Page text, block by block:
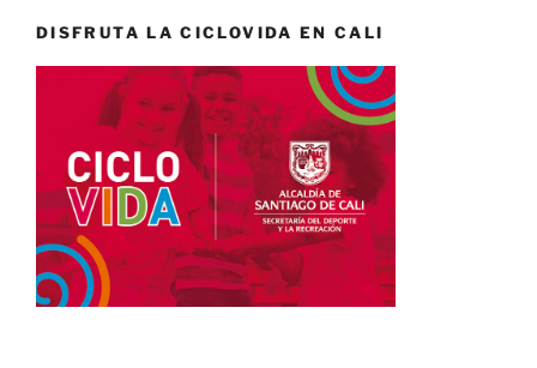
DISFRUTA LA CICLOVIDA EN CALI